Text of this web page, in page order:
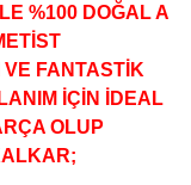
%100 DOĞAL A
FANTASTİK
İÇİN İDEAL
OLUP